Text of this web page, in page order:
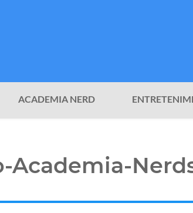
ACADEMIA NERD
Academia-